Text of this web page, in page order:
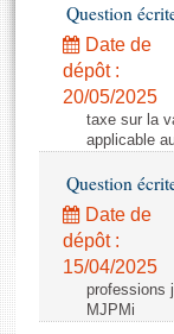
Propositions de
Amendements
Textes adoptés
Rapports
Rapports
Rapports sur
Baromètre de
Dossiers
Histoire
Juniors
Anciennes
Liens vers
Photos
Question
Date de
dépôt :
20/05/2025
taxe sur la
applicable
Question
Date de
dépôt :
15/04/2025
professions
MJPMi